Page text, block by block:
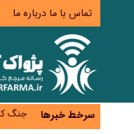
تماس با ما درباره ما
سرخط خبرها
جنگ